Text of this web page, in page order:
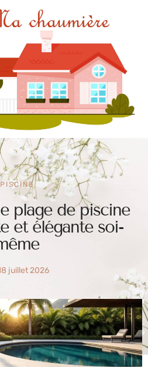
PISCINE
plage de piscine
et élégante soi-
juillet 2026